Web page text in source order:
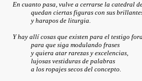
En cuanto pasa, vulve a cerrarse la catedral
quedan ciertas figuras con sus
y harapos de liturgia.
Y hay allí cosas que existen para el testigo
para que siga modulando frases
y quiera atar rarezas y excelencias,
lujosas vestiduras de palabras
a los ropajes secos del concepto.